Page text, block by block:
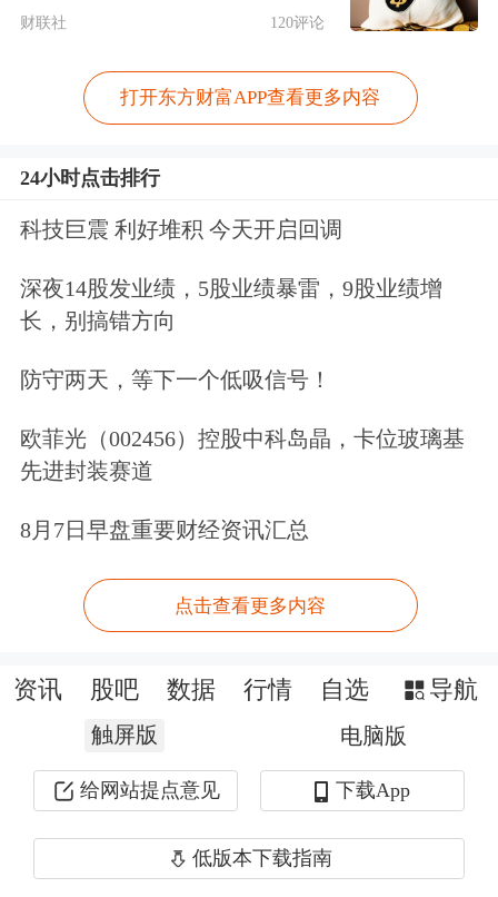
财联社 120评论
打开东方财富APP查看更多内容
24小时点击排行
科技巨震 利好堆积 今天开启回调
深夜14股发业绩，5股业绩暴雷，9股业绩增
长，别搞错方向
防守两天，等下一个低吸信号！
欧菲光（002456）控股中科岛晶，卡位玻璃基
先进封装赛道
8月7日早盘重要财经资讯汇总
点击查看更多内容
资讯 股吧 数据 行情 自选 导航
触屏版 电脑版
给网站提点意见 下载App
低版本下载指南